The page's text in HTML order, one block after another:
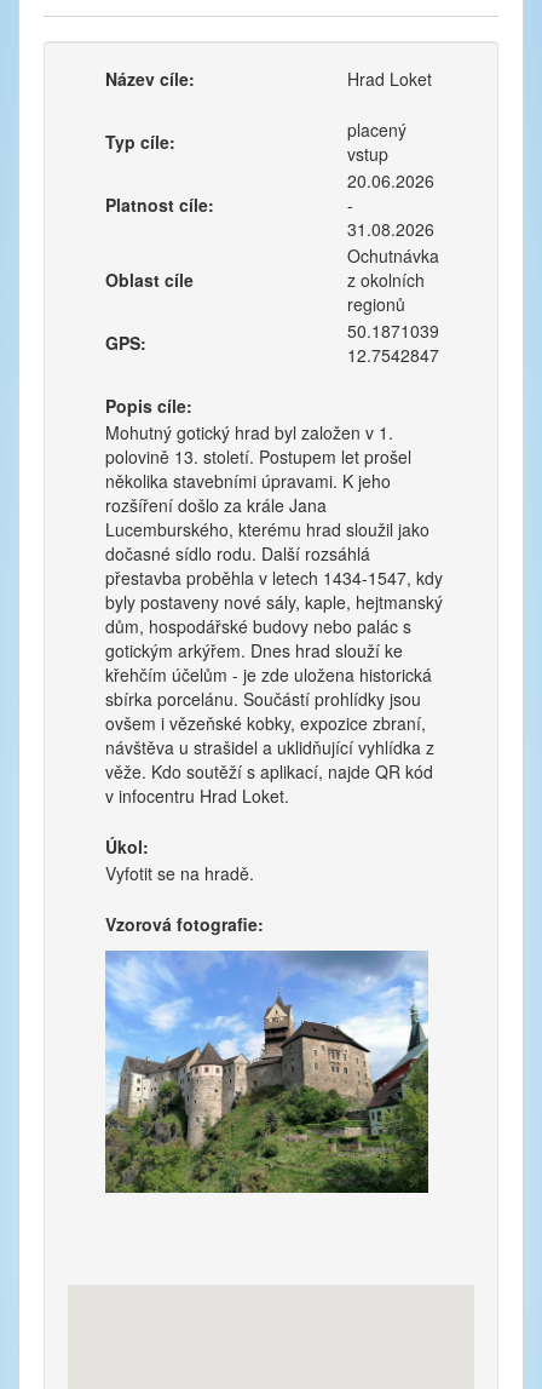
Název cíle: Hrad Loket
Typ cíle:
placený
vstup
Platnost cíle:
20.06.2026
-
31.08.2026
Oblast cíle
Ochutnávka
z okolních
regionů
GPS:
50.1871039
12.7542847
Popis cíle:
Mohutný gotický hrad byl založen v 1.
polovině 13. století. Postupem let prošel
několika stavebními úpravami. K jeho
rozšíření došlo za krále Jana
Lucemburského, kterému hrad sloužil jako
dočasné sídlo rodu. Další rozsáhlá
přestavba proběhla v letech 1434-1547, kdy
byly postaveny nové sály, kaple, hejtmanský
dům, hospodářské budovy nebo palác s
gotickým arkýřem. Dnes hrad slouží ke
křehčím účelům - je zde uložena historická
sbírka porcelánu. Součástí prohlídky jsou
ovšem i vězeňské kobky, expozice zbraní,
návštěva u strašidel a uklidňující vyhlídka z
věže. Kdo soutěží s aplikací, najde QR kód
v infocentru Hrad Loket.
Úkol:
Vyfotit se na hradě.
Vzorová fotografie: